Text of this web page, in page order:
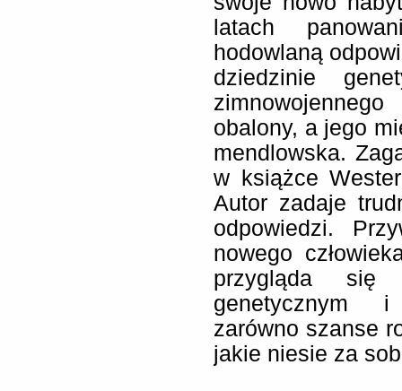
latach
hodowlaną
dziedzinie
obalony, a jego
mendlowska.
w książce
Autor zadaje
odpowiedzi.
nowego
przygląda się
genetycznym i
zarówno szanse
jakie niesie za